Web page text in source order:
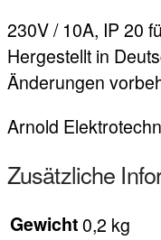
230V / 10A, IP 20
Hergestellt in
Änderungen
Arnold
Zusätzliche
Gewicht0,2 kg